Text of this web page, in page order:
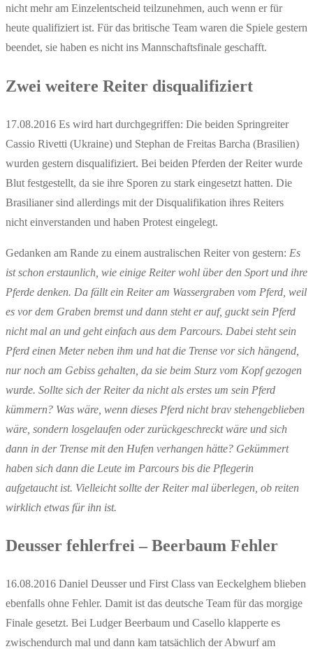
nicht mehr am Einzelentscheid teilzunehmen, auch wenn er für
heute qualifiziert ist. Für das britische Team waren die Spiele gestern
beendet, sie haben es nicht ins Mannschaftsfinale geschafft.
Zwei weitere Reiter disqualifiziert
17.08.2016 Es wird hart durchgegriffen: Die beiden Springreiter
Cassio Rivetti (Ukraine) und Stephan de Freitas Barcha (Brasilien)
wurden gestern disqualifiziert. Bei beiden Pferden der Reiter wurde
Blut festgestellt, da sie ihre Sporen zu stark eingesetzt hatten. Die
Brasilianer sind allerdings mit der Disqualifikation ihres Reiters
nicht einverstanden und haben Protest eingelegt.
Gedanken am Rande zu einem australischen Reiter von gestern: Es
ist schon erstaunlich, wie einige Reiter wohl über den Sport und ihre
Pferde denken. Da fällt ein Reiter am Wassergraben vom Pferd, weil
es vor dem Graben bremst und dann steht er auf, guckt sein Pferd
nicht mal an und geht einfach aus dem Parcours. Dabei steht sein
Pferd einen Meter neben ihm und hat die Trense vor sich hängend,
nur noch am Gebiss gehalten, da sie beim Sturz vom Kopf gezogen
wurde. Sollte sich der Reiter da nicht als erstes um sein Pferd
kümmern? Was wäre, wenn dieses Pferd nicht brav stehengeblieben
wäre, sondern losgelaufen oder zurückgeschreckt wäre und sich
dann in der Trense mit den Hufen verhangen hätte? Gekümmert
haben sich dann die Leute im Parcours bis die Pflegerin
aufgetaucht ist. Vielleicht sollte der Reiter mal überlegen, ob reiten
wirklich etwas für ihn ist.
Deusser fehlerfrei – Beerbaum Fehler
16.08.2016 Daniel Deusser und First Class van Eeckelghem blieben
ebenfalls ohne Fehler. Damit ist das deutsche Team für das morgige
Finale gesetzt. Bei Ludger Beerbaum und Casello klapperte es
zwischendurch mal und dann kam tatsächlich der Abwurf am